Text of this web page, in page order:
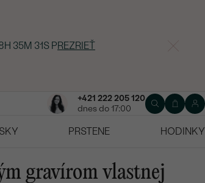
35M 30S PREZRIEŤ
+421 222 205 120
dnes do 17:00
PRSTENE
HODINKY
gravírom vlastnej